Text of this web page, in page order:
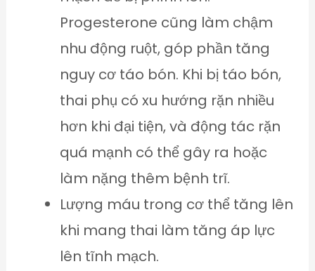
Progesterone cũng làm chậm
nhu động ruột, góp phần tăng
nguy cơ táo bón. Khi bị táo bón,
thai phụ có xu hướng rặn nhiều
hơn khi đại tiện, và động tác rặn
quá mạnh có thể gây ra hoặc
làm nặng thêm bệnh trĩ.
Lượng máu trong cơ thể tăng lên
khi mang thai làm tăng áp lực
lên tĩnh mạch.